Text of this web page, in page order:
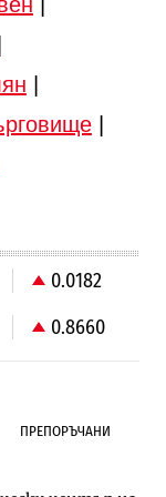
|
0.0182
0.8660
ПРЕПОРЪЧАНИ